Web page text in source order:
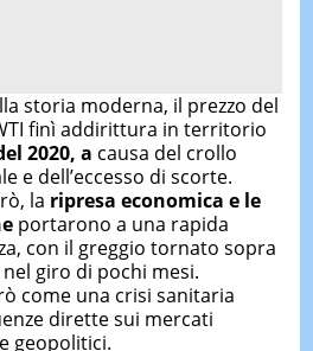
storia moderna, il prezzo del
finì addirittura in territorio
2020, a causa del crollo
e dell’eccesso di scorte.
la ripresa economica e le
portarono a una rapida
con il greggio tornato sopra
giro di pochi mesi.
come una crisi sanitaria
dirette sui mercati
geopolitici.